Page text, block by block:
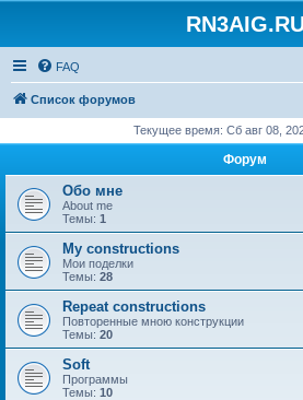
FAQ
Список форумов
Текущее время: Сб авг 08,
Форум
Обо мне
About me
Темы: 1
My constructions
Мои поделки
Темы: 28
Repeat constructions
Повторенные мною конструкции
Темы: 20
Soft
Программы
Темы: 10